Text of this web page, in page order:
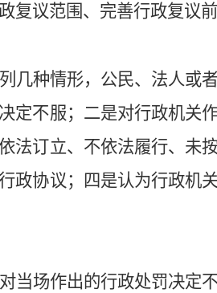
复议范围、完善行政复议
几种情形，公民、法人或
定不服；二是对行政机关
法订立、不依法履行、未
政协议；四是认为行政机
当场作出的行政处罚决定